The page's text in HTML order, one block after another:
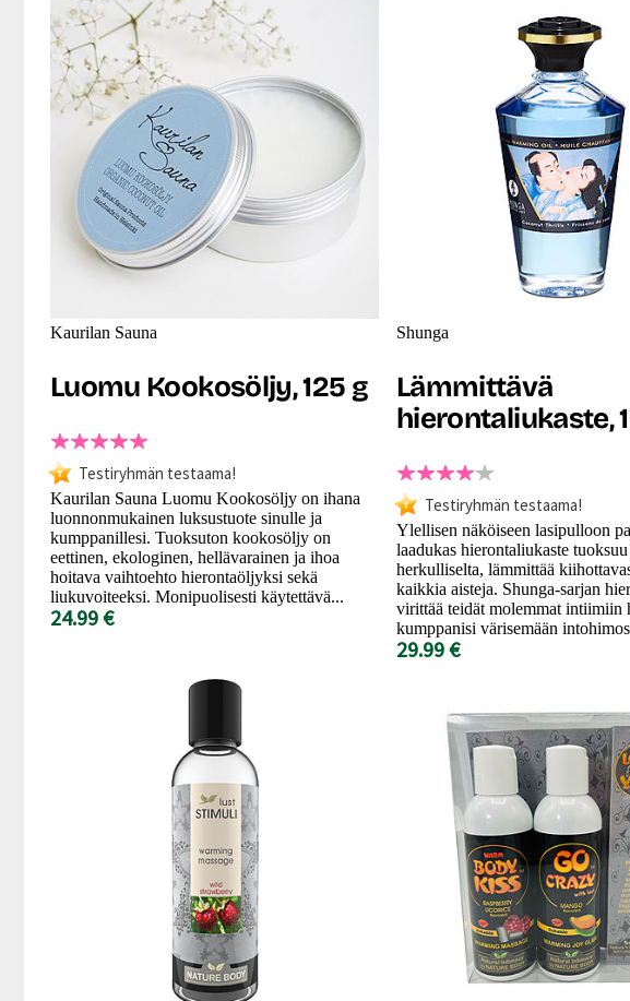
Kaurilan Sauna
Luomu Kookosöljy, 125 g
Testiryhmän testaama!
Kaurilan Sauna Luomu Kookosöljy on ihana
luonnonmukainen luksustuote sinulle ja
kumppanillesi. Tuoksuton kookosöljy on
eettinen, ekologinen, hellävarainen ja ihoa
hoitava vaihtoehto hierontaöljyksi sekä
liukuvoiteeksi. Monipuolisesti käytettävä...
24.99 €
Shunga
Lämmittävä
hierontaliukaste,
Testiryhmän testaama!
Ylellisen näköiseen lasipulloon
laadukas hierontaliukaste
herkulliselta, lämmittää
kaikkia aisteja. Shunga-sarjan
virittää teidät molemmat intiimiin
kumppanisi värisemään
29.99 €